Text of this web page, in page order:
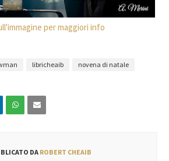
per maggiori info
libricheaib
novena di natale
DA ROBERT CHEAIB